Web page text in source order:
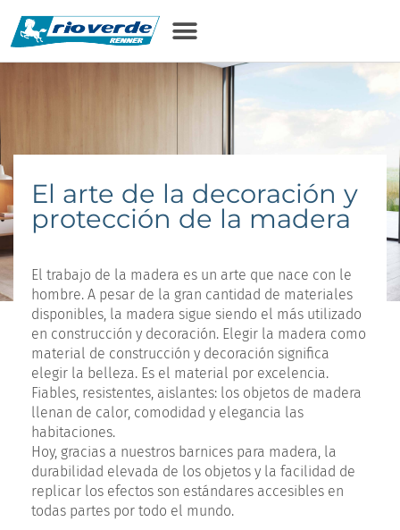
contenido
El arte de la decoración y
protección de la madera
El trabajo de la madera es un arte que nace con le
hombre. A pesar de la gran cantidad de materiales
disponibles, la madera sigue siendo el más utilizado
en construcción y decoración. Elegir la madera como
material de construcción y decoración significa
elegir la belleza. Es el material por excelencia.
Fiables, resistentes, aislantes: los objetos de madera
llenan de calor, comodidad y elegancia las
habitaciones.
Hoy, gracias a nuestros barnices para madera, la
durabilidad elevada de los objetos y la facilidad de
replicar los efectos son estándares accesibles en
todas partes por todo el mundo.